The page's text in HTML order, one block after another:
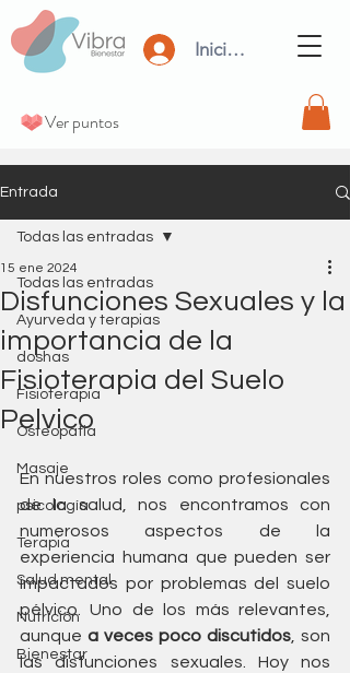
Iniciar Sesión
Ver puntos
Entrada
Todas las entradas
Ayurveda y terapias
doshas
Fisioterapia
Osteopatia
Masaje
psicología
Terapia
Salud mental
Nutrición
Bienestar
Todas las entradas
Disfunciones Sexuales y la
importancia de la
Fisioterapia del Suelo
Pelvico
15 ene 2024
En nuestros roles como profesionales
de la salud, nos encontramos con
numerosos aspectos de la
experiencia humana que pueden ser
impactados por problemas del suelo
pélvico. Uno de los más relevantes,
aunque a veces poco discutidos, son
las disfunciones sexuales. Hoy nos